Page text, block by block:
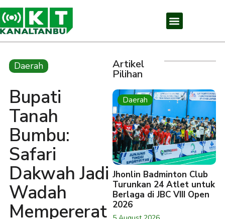
Daerah
Bupati
Tanah
Bumbu:
Safari
Dakwah Jadi
Wadah
Mempererat
Artikel
Pilihan
Daerah
Jhonlin Badminton Club
Turunkan 24 Atlet untuk
Berlaga di JBC VIII Open
2026